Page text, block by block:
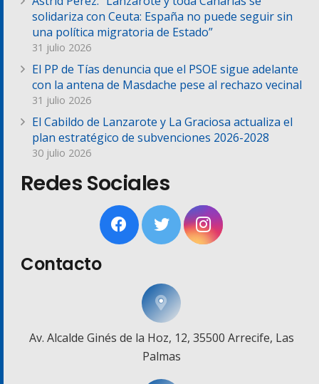
solidariza con Ceuta: España no puede seguir sin
una política migratoria de Estado”
31 julio 2026
El PP de Tías denuncia que el PSOE sigue adelante
con la antena de Masdache pese al rechazo vecinal
31 julio 2026
El Cabildo de Lanzarote y La Graciosa actualiza el
plan estratégico de subvenciones 2026-2028
30 julio 2026
Redes Sociales
Contacto
Av. Alcalde Ginés de la Hoz, 12, 35500 Arrecife, Las
Palmas